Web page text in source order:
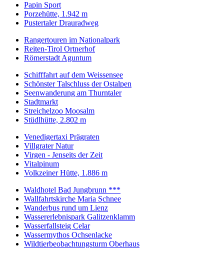
Papin Sport
Porzehütte, 1.942 m
Pustertaler Drauradweg
Rangertouren im Nationalpark
Reiten-Tirol Ortnerhof
Römerstadt Aguntum
Schifffahrt auf dem Weissensee
Schönster Talschluss der Ostalpen
Seenwanderung am Thurntaler
Stadtmarkt
Streichelzoo Moosalm
Stüdlhütte, 2.802 m
Venedigertaxi Prägraten
Villgrater Natur
Virgen - Jenseits der Zeit
Vitalpinum
Volkzeiner Hütte, 1.886 m
Waldhotel Bad Jungbrunn ***
Wallfahrtskirche Maria Schnee
Wanderbus rund um Lienz
Wassererlebnispark Galitzenklamm
Wasserfallsteig Celar
Wassermythos Ochsenlacke
Wildtierbeobachtungsturm Oberhaus